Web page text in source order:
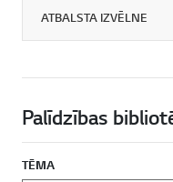
ATBALSTA IZVĒLNE
Palīdzības
TĒMA